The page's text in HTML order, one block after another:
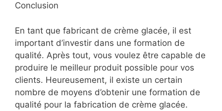
Conclusion
En tant que fabricant de crème glacée, il est
important d’investir dans une formation de
qualité. Après tout, vous voulez être capable de
produire le meilleur produit possible pour vos
clients. Heureusement, il existe un certain
nombre de moyens d’obtenir une formation de
qualité pour la fabrication de crème glacée.